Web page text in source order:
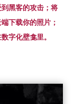
黑客的攻击； 将
下载你的照片；
字化壁龛里。